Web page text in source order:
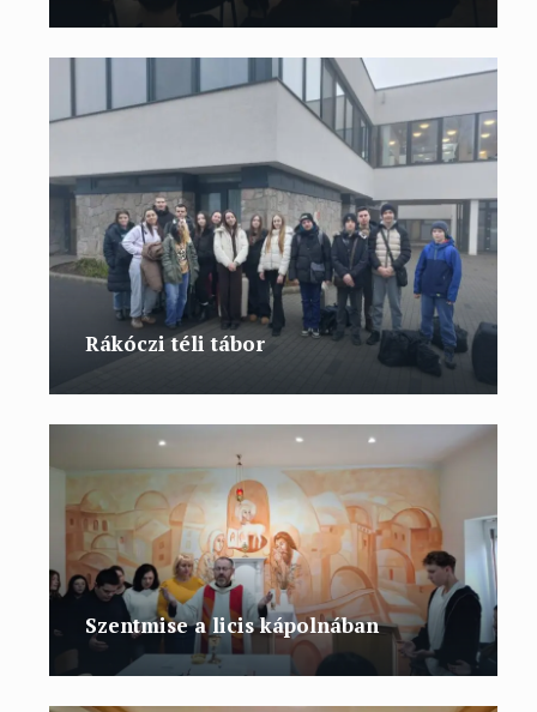
Rákóczi téli tábor
Szentmise a licis kápolnában